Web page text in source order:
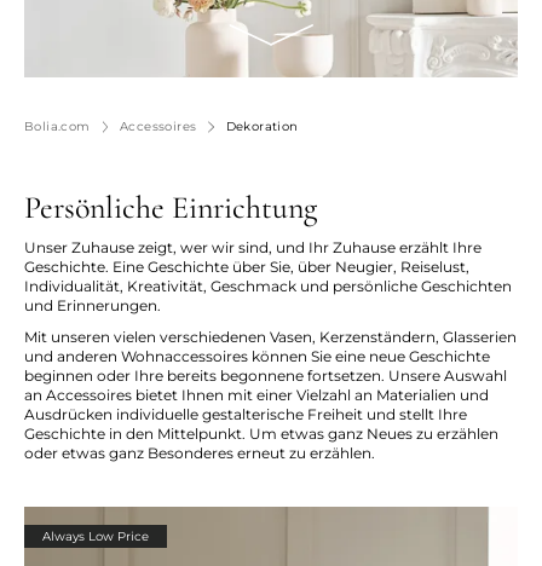
Bolia.com Accessoires Dekoration
Persönliche Einrichtung
Unser Zuhause zeigt, wer wir sind, und Ihr Zuhause erzählt Ihre
Geschichte. Eine Geschichte über Sie, über Neugier, Reiselust,
Individualität, Kreativität, Geschmack und persönliche Geschichten
und Erinnerungen.
Mit unseren vielen verschiedenen Vasen, Kerzenständern, Glasserien
und anderen Wohnaccessoires können Sie eine neue Geschichte
beginnen oder Ihre bereits begonnene fortsetzen. Unsere Auswahl
an Accessoires bietet Ihnen mit einer Vielzahl an Materialien und
Ausdrücken individuelle gestalterische Freiheit und stellt Ihre
Geschichte in den Mittelpunkt. Um etwas ganz Neues zu erzählen
oder etwas ganz Besonderes erneut zu erzählen.
Always Low Price